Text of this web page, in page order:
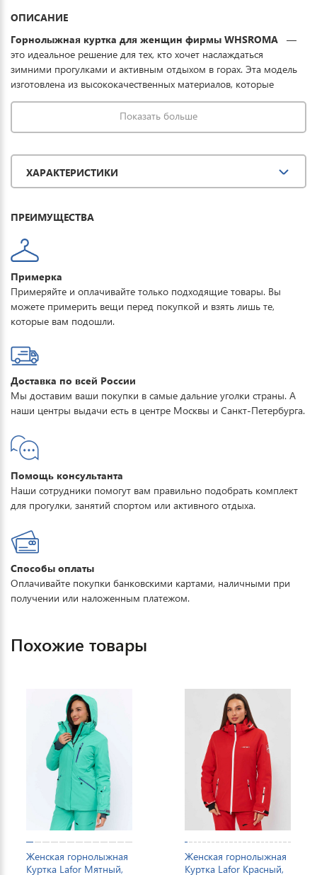
ОПИСАНИЕ
Горнолыжная куртка для женщин фирмы WHSROMA
—
это идеальное решение для тех, кто хочет наслаждаться
зимними прогулками и активным отдыхом в горах. Эта модель
изготовлена из высококачественных материалов, которые
обработаны водоотталкивающими и антибактериальными
пропитками, что гарантирует надежную защиту от влаги и
холода. Водонепроницаемая мембрана сохраняет тепло при
капюшон, кулиски и снегозащитная юбка обеспечивают
дополнительную защиту. Вентиляционные молнии на рукавах и
внутренний карман для маски и мобильного устройства
во время катания на лыжах или сноуборде. Стильный дизайн и
идеальным выбором для повседневного использования, спорта,
сноубординга, походов на свежем воздухе.
Показать больше
ХАРАКТЕРИСТИКИ
ПРЕИМУЩЕСТВА
Примерка
Примеряйте и оплачивайте только подходящие товары. Вы
можете примерить вещи перед покупкой и взять лишь те,
которые вам подошли.
Доставка по всей России
Мы доставим ваши покупки в самые дальние уголки страны. А
наши центры выдачи есть в центре Москвы и Санкт-Петербурга.
Помощь консультанта
Наши сотрудники помогут вам правильно подобрать комплект
для прогулки, занятий спортом или активного отдыха.
Способы оплаты
Оплачивайте покупки банковскими картами, наличными при
получении или наложенным платежом.
Похожие товары
Женская горнолыжная
Куртка Lafor Мятный,
Женская горнолыжная
Куртка Lafor Красный,